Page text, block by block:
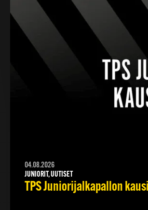
04.08.2026
JUNIORIT, UUTISET
TPS Juniorijalkapallon